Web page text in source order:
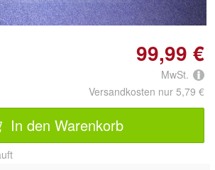
99,99 €
MwSt.
Versandkosten nur 5,79 €
In den Warenkorb